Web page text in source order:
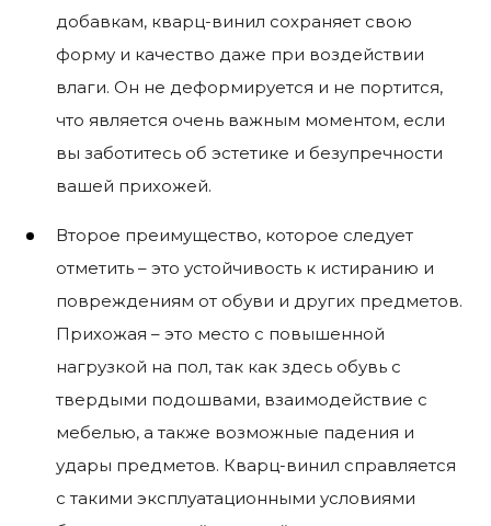
добавкам, кварц-винил сохраняет свою
форму и качество даже при воздействии
влаги. Он не деформируется и не портится,
что является очень важным моментом, если
вы заботитесь об эстетике и безупречности
вашей прихожей.
Второе преимущество, которое следует
отметить – это устойчивость к истиранию и
повреждениям от обуви и других предметов.
Прихожая – это место с повышенной
нагрузкой на пол, так как здесь обувь с
твердыми подошвами, взаимодействие с
мебелью, а также возможные падения и
удары предметов. Кварц-винил справляется
с такими эксплуатационными условиями